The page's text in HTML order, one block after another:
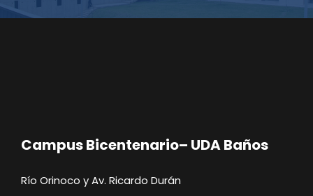
Campus Bicentenario– UDA Baños
Río Orinoco y Av. Ricardo Durán